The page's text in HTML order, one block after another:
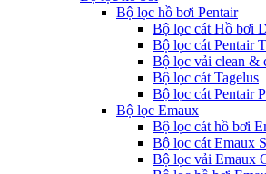
Bộ lọc hồ bơi Pentair
Bộ lọc cát Hồ bơi
Bộ lọc cát Pentair
Bộ lọc vải clean &
Bộ lọc cát Tagelus
Bộ lọc cát Pentair
Bộ lọc Emaux
Bộ lọc cát hồ bơi
Bộ lọc cát Emaux
Bộ lọc vải Emaux